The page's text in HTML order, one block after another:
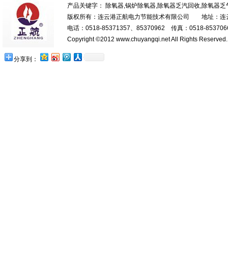
产品关键字： 除氧器,锅炉除氧器,除氧器乏汽回收,除氧器
版权所有：连云港正航电力节能技术有限公司 地址：
电话：0518-85371357、85370962 传真：0518-
Copyright ©2012 www.chuyangqi.net All Rights
分享到：